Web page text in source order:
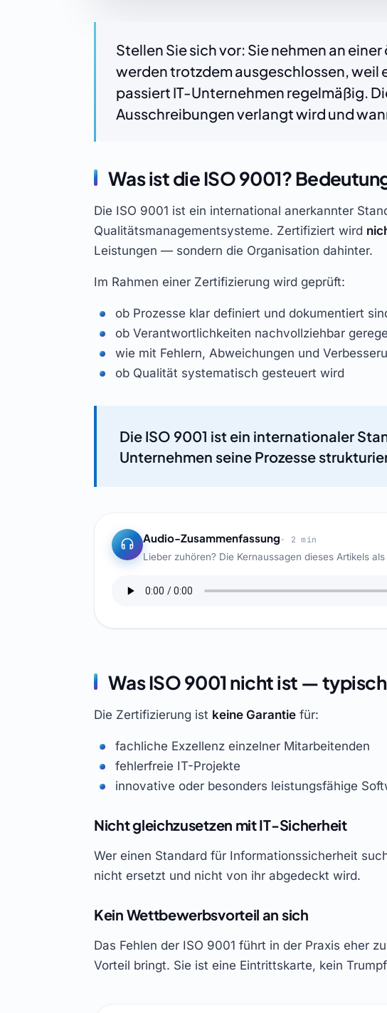
Stellen Sie sich vor: Sie nehmen an
werden trotzdem ausgeschlossen, weil
passiert IT-Unternehmen regelmäßig.
Ausschreibungen verlangt wird und
Was ist die ISO 9001?
Die ISO 9001 ist ein international anerkannter
Qualitätsmanagementsysteme. Zertifiziert wird
Leistungen — sondern die Organisation dahinter.
Im Rahmen einer Zertifizierung wird geprüft:
ob Prozesse klar definiert und dokumentiert
ob Verantwortlichkeiten nachvollziehbar
wie mit Fehlern, Abweichungen und
ob Qualität systematisch gesteuert wird
Die ISO 9001 ist ein internationaler
Unternehmen seine Prozesse
Audio-Zusammenfassung · 2 min
Lieber zuhören? Die Kernaussagen dieses Artikels
Was ISO 9001 nicht ist —
Die Zertifizierung ist keine Garantie für:
fachliche Exzellenz einzelner Mitarbeitenden
fehlerfreie IT-Projekte
innovative oder besonders leistungsfähige
Nicht gleichzusetzen mit IT-Sicherheit
Wer einen Standard für Informationssicherheit
nicht ersetzt und nicht von ihr abgedeckt wird.
Kein Wettbewerbsvorteil an sich
Das Fehlen der ISO 9001 führt in der Praxis eher
Vorteil bringt. Sie ist eine Eintrittskarte, kein